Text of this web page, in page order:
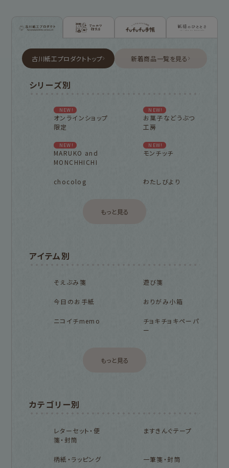
古川紙工プロダクトトップ 新着商品一覧を見る
シリーズ別
NEW!
オンラインショップ
限定
NEW!
お菓子などうぶつ
工房
NEW!
MARUKO and
MONCHHICHI
NEW!
モンチッチ
chocolog わたしびより
もっと見る
アイテム別
そえぶみ箋 遊び箋
今日のお手紙 おりがみ小箱
ニコイチmemo
チョキチョキペーパ
ー
もっと見る
カテゴリー別
レターセット・便
箋・封筒
ますきんぐテープ
柄紙・ラッピング 一筆箋・封筒